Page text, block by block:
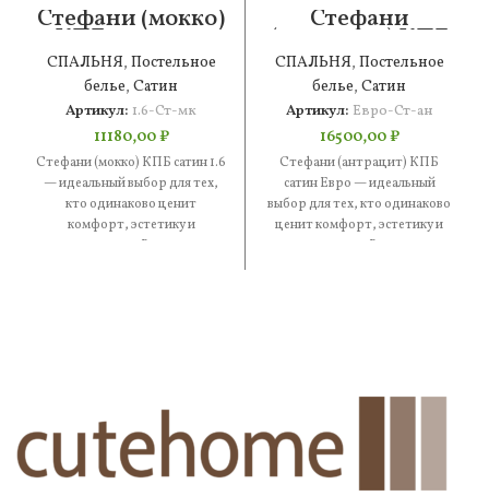
Стефани (мокко)
КПБ сатин 1.6
СПАЛЬНЯ, Постельное
белье, Сатин
Артикул: 1.6-Ст-мк
11180,00₽
Стефани (мокко) КПБ сатин 1.6
— идеальный выбор для тех,
кто одинаково ценит
комфорт, эстетику и
практичность. В составе —
Стефани
(антрацит) КПБ
сатин Евро
СПАЛЬНЯ, Постельное
белье, Сатин
Артикул: Евро-Ст-ан
16500,00₽
Стефани (антрацит) КПБ
сатин Евро — идеальный
выбор для тех, кто одинаково
ценит комфорт, эстетику и
практичность. В составе —